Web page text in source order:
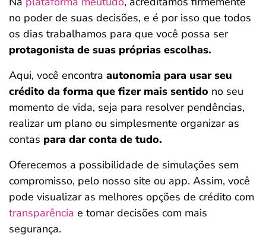
no poder de suas decisões, e é por isso que todos
os dias trabalhamos para que você possa ser
protagonista de suas próprias escolhas.
Aqui, você encontra autonomia para usar seu
crédito da forma que fizer mais sentido no seu
momento de vida, seja para resolver pendências,
realizar um plano ou simplesmente organizar as
contas para dar conta de tudo.
Oferecemos a possibilidade de simulações sem
compromisso, pelo nosso site ou app. Assim, você
pode visualizar as melhores opções de crédito com
transparência e tomar decisões com mais
segurança.